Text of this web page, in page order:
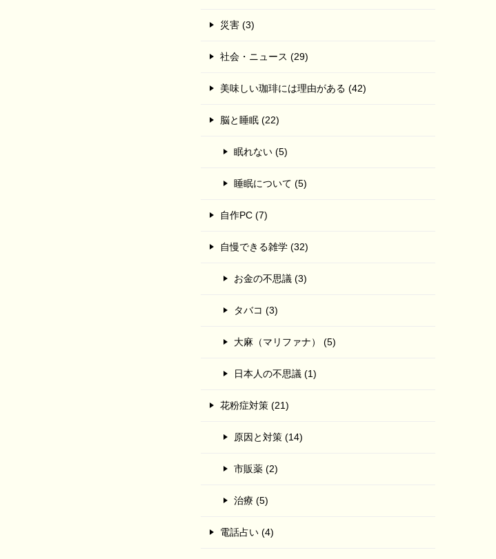
災害 (3)
社会・ニュース (29)
美味しい珈琲には理由がある (42)
脳と睡眠 (22)
眠れない (5)
睡眠について (5)
自作PC (7)
自慢できる雑学 (32)
お金の不思議 (3)
タバコ (3)
大麻（マリファナ） (5)
日本人の不思議 (1)
花粉症対策 (21)
原因と対策 (14)
市販薬 (2)
治療 (5)
電話占い (4)